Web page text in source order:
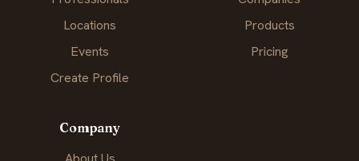
Locations
Events
Create Profile
Products
Pricing
Company